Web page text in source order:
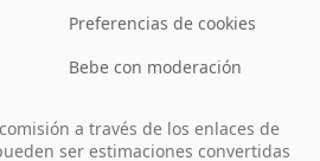
Preferencias de cookies
Bebe con moderación
a través de los enlaces de
ser estimaciones convertidas